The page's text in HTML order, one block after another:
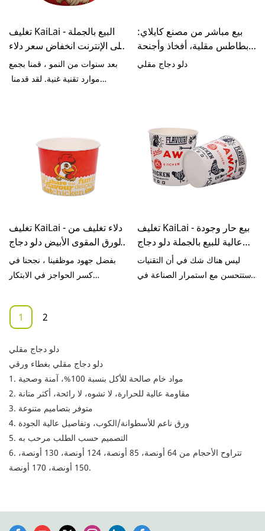
دلو دجاج مقلي
دلو دجاج مقلي بغطاء ورقي
1. مواد خام صالحة للأكل بنسبة 100%، آمنة وصحية
2. مقاومة عالية للحرارة، لا تشوه، لا رائحة، أكثر متانة
3. متوفر بتصاميم متنوعة
4. ورق ناعم للأسطوانة/الكوب، وتفاصيل عالية الجودة
5. التصميم حسب الطلب مرحب به
6. تتراوح الأحجام من 64 أونصة، 85 أونصة، 124 أونصة، 130 أونصة،
150 أونصة، 170 أونصة.
ورقي مسطح وفقًا لاحتياجاتك.
تغليف KaiLai - البيع بالجملة
على الإنترنت انخفاض سعر دلاء
تغليف الدجاج المقلي دلو
الدجاج المقلي
بعد سنوات من النمو ، قمنا بجمع
موارد تقنية غنية. لقد قدمنا ​​
بيع مباشر من مصنع كايلاي:
بطاطس مقلية، أفخاذ وأجنحة
دجاج، دلو عائلي 64 أونصة، 85
دلو دجاج مقلي
تغليف KaiLai - دلاء تغليف من
الورق المقوى الأبيض دلو دجاج
مقلي
بفضل جهود موظفينا ، نجحنا في
كسر الحواجز في الابتكار
التقنيات التي تضمن كفاءة عملية
التصنيع بأكملها ، فهي تغطي نطاقًا
استخدامها الكبير في مجال
(مجالات) منتجات تغليف المواد
الغذائية حتى الآن.
تغليف KaiLai - بيع حار وجودة
عالية للبيع بالجملة دلو دجاج
مقلي ورق طباعة مخصص
ليس هناك شك في أن التقنيات
ستتحسن مع استمرار الصناعة في
1 2